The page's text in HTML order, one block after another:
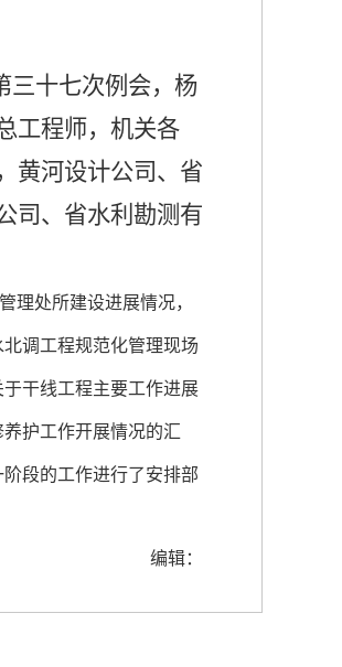
三十七次例会，杨
工程师，机关各
黄河设计公司、省
司、省水利勘测有
理处所建设进展情况，
调工程规范化管理现场
干线工程主要工作进展
护工作开展情况的汇
段的工作进行了安排部
编辑：